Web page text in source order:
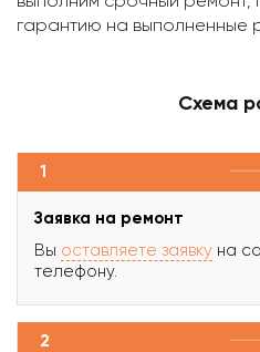
гарантию на выполненные
Схема
1
Заявка на ремонт
Вы оставляете заявку на
телефону.
2